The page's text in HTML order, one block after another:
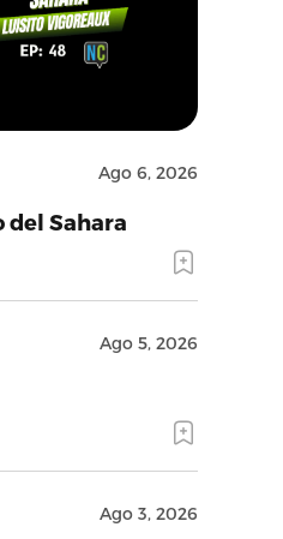
Ago 6, 2026
del Sahara
Ago 5, 2026
Ago 3, 2026